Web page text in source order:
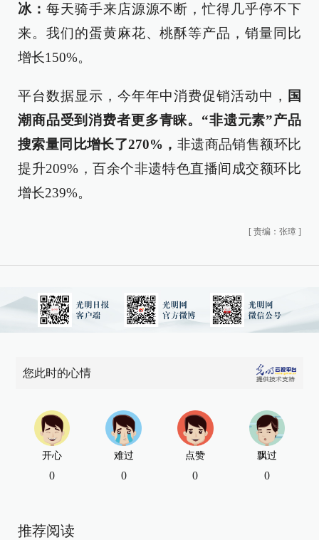
冰： 每天骑手来店源源不断，忙得几乎停不下
来。我们的蛋黄麻花、桃酥等产品，销量同比
增长150%。
平台数据显示，今年年中消费促销活动中， 国
潮商品受到消费者更多青睐。“非遗元素”产品
搜索量同比增长了270%， 非遗商品销售额环比
提升209%，百余个非遗特色直播间成交额环比
增长239%。
[ 责编：张璋 ]
您此时的心情
开心
0
难过
0
点赞
0
飘过
0
推荐阅读